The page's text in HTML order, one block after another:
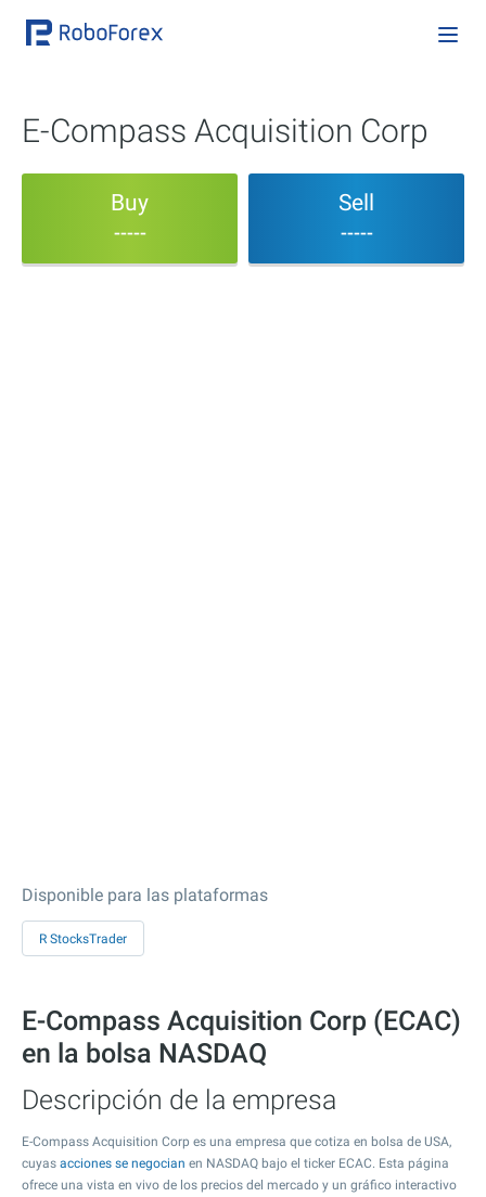
E-Compass Acquisition Corp
Buy
-----
Sell
-----
Disponible para las plataformas
R StocksTrader
E-Compass Acquisition Corp (ECAC)
en la bolsa NASDAQ
Descripción de la empresa
E-Compass Acquisition Corp es una empresa que cotiza en bolsa de USA,
cuyas acciones se negocian en NASDAQ bajo el ticker ECAC. Esta página
ofrece una vista en vivo de los precios del mercado y un gráfico interactivo